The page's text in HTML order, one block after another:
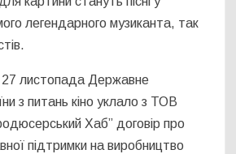
легендарного музиканта, так
листопада Державне
з питань кіно уклало з ТОВ
Хаб” договір про
підтримки на виробництво